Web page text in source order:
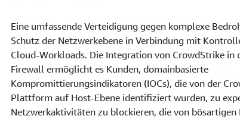
Eine umfassende Verteidigung gegen komplexe
Schutz der Netzwerkebene in Verbindung mit
Cloud-Workloads. Die Integration von CrowdStrike in
Firewall ermöglicht es Kunden, domainbasierte
Kompromittierungsindikatoren (IOCs), die von der
Plattform auf Host-Ebene identifiziert wurden, zu
Netzwerkaktivitäten zu blockieren, die von bösartigen